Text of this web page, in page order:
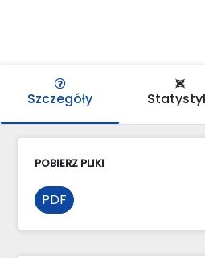
Szczegóły
POBIERZ PLIKI
PDF